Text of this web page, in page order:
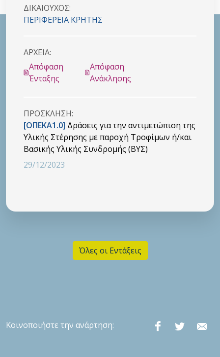
ΔΙΚΑΙΟYΧΟΣ:
ΠΕΡΙΦΕΡΕΙΑ ΚΡΗΤΗΣ
ΑΡΧΕΙΑ:
Απόφαση
Ένταξης
Απόφαση
Ανάκλησης
ΠΡΟΣΚΛHΣΗ:
[ΟΠΕΚΑ1.0] Δράσεις για την αντιμετώπιση της
Υλικής Στέρησης με παροχή Τροφίμων ή/και
Βασικής Υλικής Συνδρομής (ΒΥΣ)
29/12/2023
Όλες οι Εντάξεις
Κοινοποιήστε την ανάρτηση: